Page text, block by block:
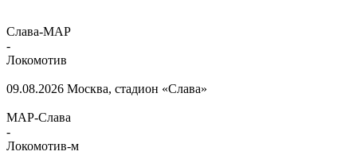
Слава-МАР
-
Локомотив
09.08.2026 Москва, стадион «Слава»
МАР-Слава
-
Локомотив-м